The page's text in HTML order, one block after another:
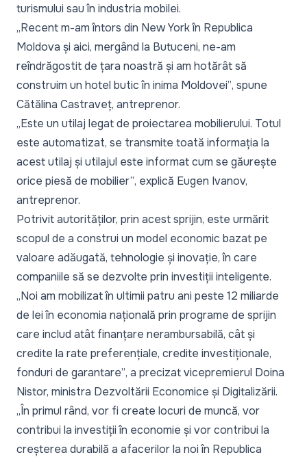
turismului sau în industria mobilei.
„Recent m-am întors din New York în Republica
Moldova și aici, mergând la Butuceni, ne-am
reîndrăgostit de țara noastră și am hotărât să
construim un hotel butic în inima Moldovei”, spune
Cătălina Castraveț, antreprenor.
„Este un utilaj legat de proiectarea mobilierului. Totul
este automatizat, se transmite toată informația la
acest utilaj și utilajul este informat cum se găurește
orice piesă de mobilier”, explică Eugen Ivanov,
antreprenor.
Potrivit autorităților, prin acest sprijin, este urmărit
scopul de a construi un model economic bazat pe
valoare adăugată, tehnologie și inovație, în care
companiile să se dezvolte prin investiții inteligente.
„Noi am mobilizat în ultimii patru ani peste 12 miliarde
de lei în economia națională prin programe de sprijin
care includ atât finanțare nerambursabilă, cât și
credite la rate preferențiale, credite investiționale,
fonduri de garantare”, a precizat vicepremierul Doina
Nistor, ministra Dezvoltării Economice și Digitalizării.
„În primul rând, vor fi create locuri de muncă, vor
contribui la investiții în economie și vor contribui la
creșterea durabilă a afacerilor la noi în Republica